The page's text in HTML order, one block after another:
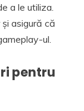
a le utiliza.
asigură că
ul.
pentru